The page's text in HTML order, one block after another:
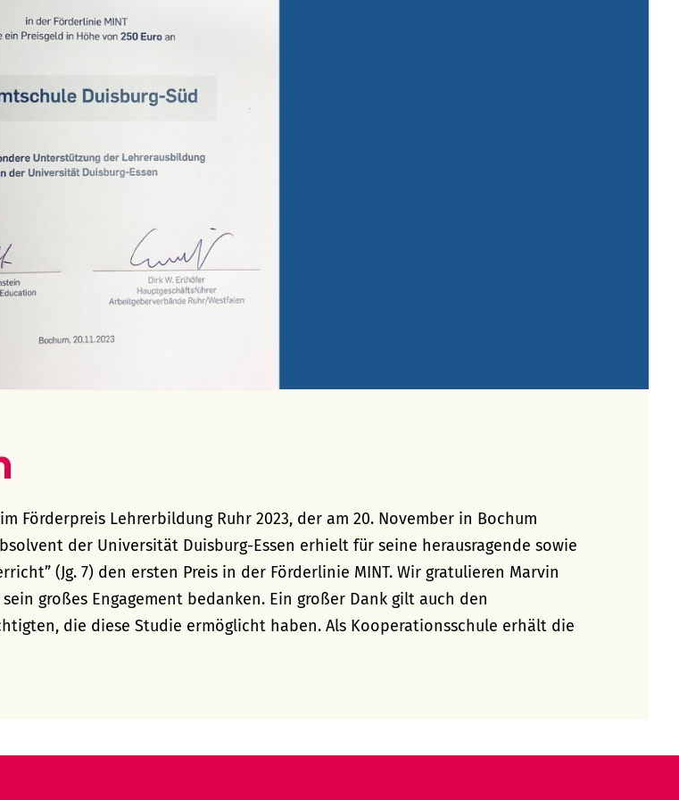
Förderpreis Lehrerbildung Ruhr 2023, der am 20. November in Bochum
der Universität Duisburg-Essen erhielt für seine herausragende sowie
(Jg. 7) den ersten Preis in der Förderlinie MINT. Wir gratulieren Marvin
großes Engagement bedanken. Ein großer Dank gilt auch den
die diese Studie ermöglicht haben. Als Kooperationsschule erhält die